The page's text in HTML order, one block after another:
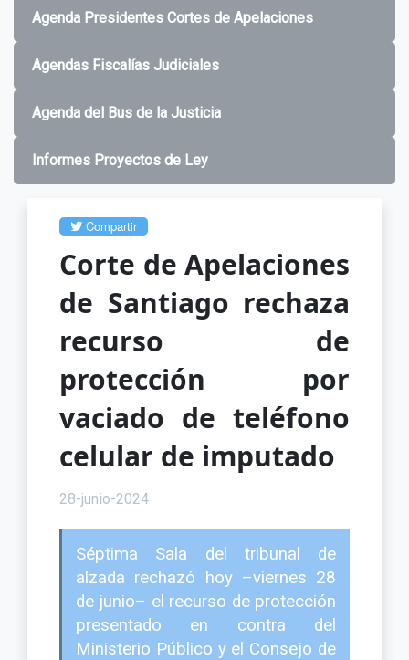
Agenda Presidentes Cortes de Apelaciones
Agendas Fiscalías Judiciales
Agenda del Bus de la Justicia
Informes Proyectos de Ley
Compartir
Corte de Apelaciones
de Santiago rechaza
recurso de
protección por
vaciado de teléfono
celular de imputado
28-junio-2024
Séptima Sala del tribunal de
alzada rechazó hoy –viernes 28
de junio– el recurso de protección
presentado en contra del
Ministerio Público y el Consejo de